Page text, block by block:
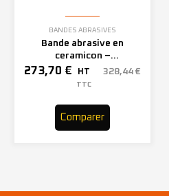
BANDES ABRASIVES
Bande abrasive en
ceramicon –
150mmx2000mm – Grain 40
– 305969 (x10)
273,70 € HT 328,44 €
TTC
Comparer